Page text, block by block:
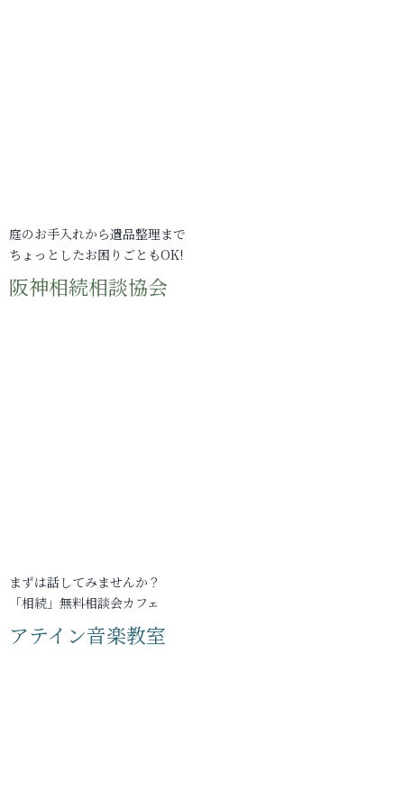
庭のお手入れから遺品整理まで
ちょっとしたお困りごともOK!
阪神相続相談協会
まずは話してみませんか？
「相続」無料相談会カフェ
アテイン音楽教室